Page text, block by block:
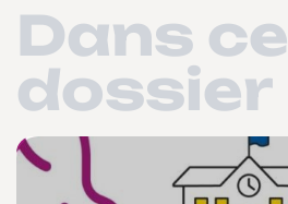
Dans ce
dossier